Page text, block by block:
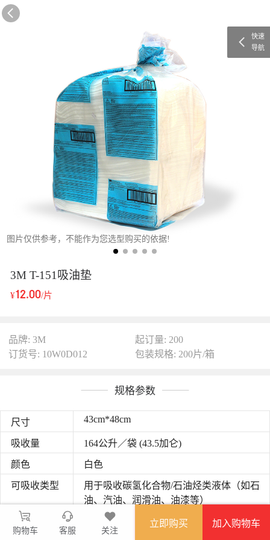
图片仅供参考，不能作为您选型购买的依据!
3M T-151吸油垫
¥12.00/片
品牌: 3M
起订量: 200
订货号: 10W0D012
包装规格: 200片/箱
规格参数
尺寸 43cm*48cm
吸收量 164公升／袋 (43.5加仑)
颜色 白色
可吸收类型
用于吸收碳氢化合物/石油烃类液体（如石
油、汽油、润滑油、油漆等）
外形
购物车 客服 关注
立即购买 加入购物车
快速
导航